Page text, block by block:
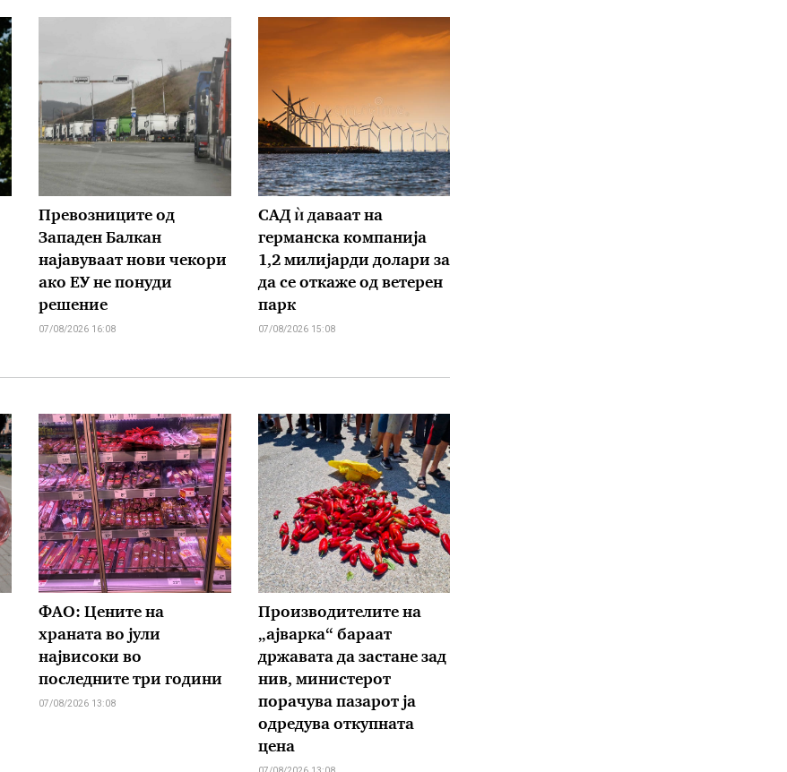
Превозниците од
Западен Балкан
најавуваат нови чекори
ако ЕУ не понуди
решение
07/08/2026 16:08
САД ѝ даваат на
германска компанија
1,2 милијарди долари за
да се откаже од ветерен
парк
07/08/2026 15:08
ФАО: Цените на
храната во јули
највисоки во
последните три години
07/08/2026 13:08
Производителите на
„ајварка“ бараат
државата да застане зад
нив, министерот
порачува пазарот ја
одредува откупната
цена